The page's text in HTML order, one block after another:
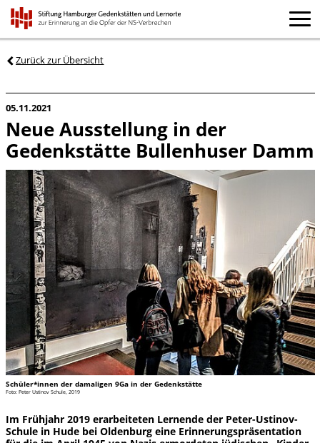
Zurück zur Übersicht
05.11.2021
Neue Ausstellung in der
Gedenkstätte Bullenhuser Damm
Schüler*innen der damaligen 9Ga in der Gedenkstätte
Foto: Peter Ustinov Schule, 2019
Im Frühjahr 2019 erarbeiteten Lernende der Peter-Ustinov-
Schule in Hude bei Oldenburg eine Erinnerungspräsentation